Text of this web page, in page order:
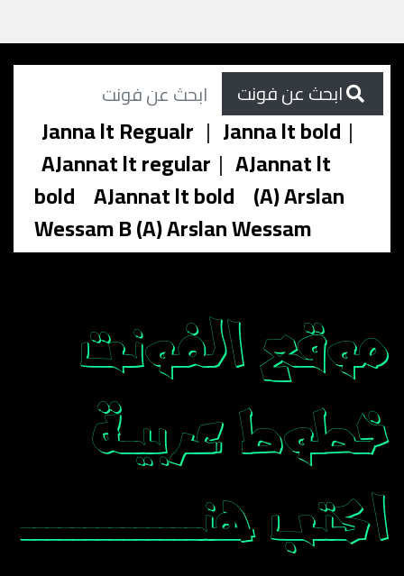
Janna lt Regualr | Janna lt bold |
AJannat lt regular | AJannat lt
bold AJannat lt bold (A) Arslan
Wessam B (A) Arslan Wessam